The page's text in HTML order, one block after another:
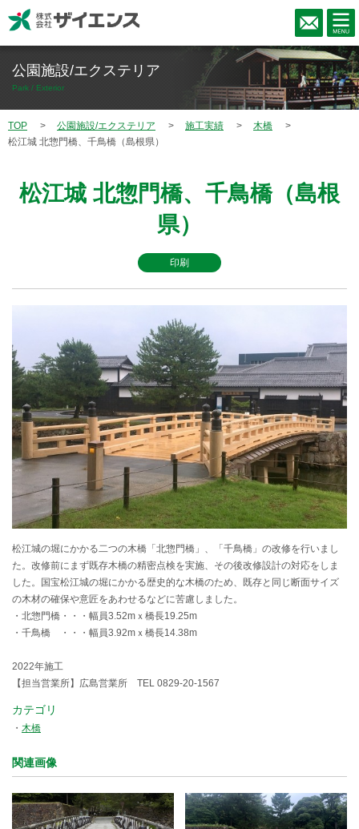
公園施設/エクステリア
Park / Exterior
TOP 公園施設/エクステリア 施工実績
木橋
松江城 北惣門橋、千鳥橋（島根県）
松江城 北惣門橋、千鳥橋（島根
県）
印刷
松江城の堀にかかる二つの木橋「北惣門橋」、「千鳥橋」の改修を行いまし
た。改修前にまず既存木橋の精密点検を実施、その後改修設計の対応をしま
した。国宝松江城の堀にかかる歴史的な木橋のため、既存と同じ断面サイズ
の木材の確保や意匠をあわせるなどに苦慮しました。
・北惣門橋・・・幅員3.52mｘ橋長19.25m
・千鳥橋 ・・・幅員3.92mｘ橋長14.38m
2022年施工
【担当営業所】広島営業所 TEL 0829-20-1567
カテゴリ
木橋
関連画像